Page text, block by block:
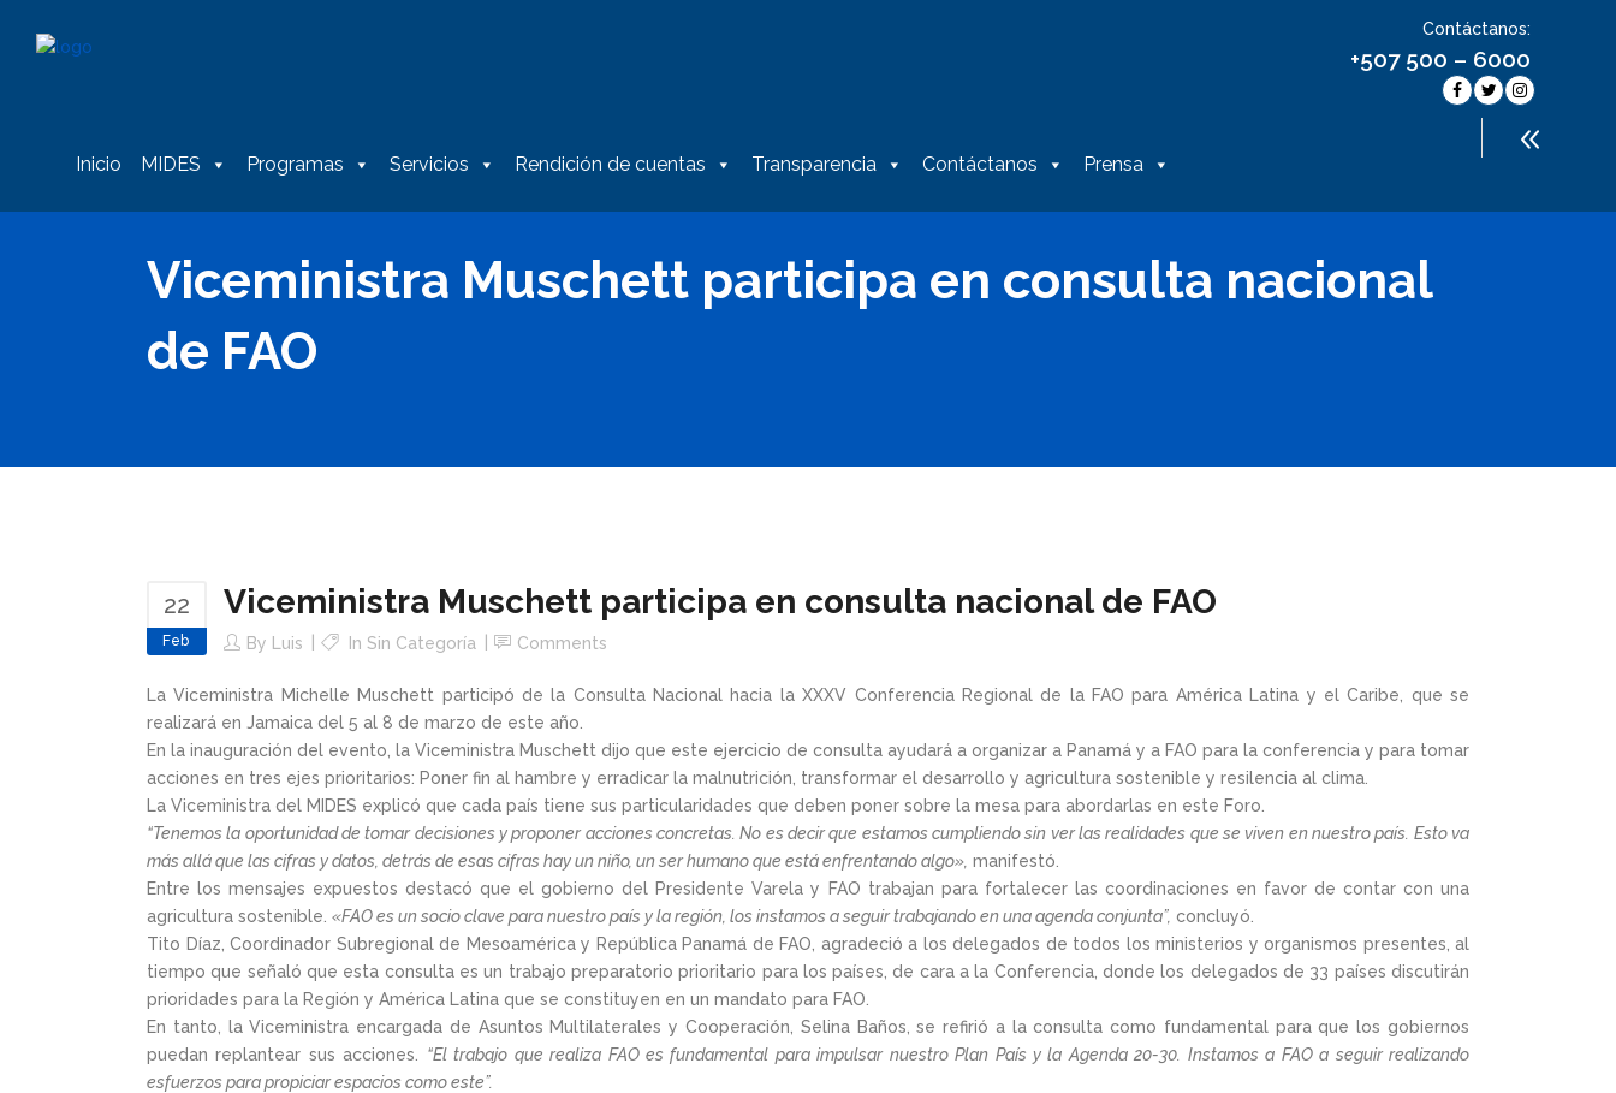
Contáctanos:
+507 500 – 6000
Inicio MIDES Programas Servicios Rendición de cuentas Transparencia Contáctanos Prensa
Viceministra Muschett participa en consulta nacional
de FAO
22
Feb
Viceministra Muschett participa en consulta nacional de FAO
By Luis In Sin Categoría Comments
La Viceministra Michelle Muschett participó de la Consulta Nacional hacia la XXXV Conferencia Regional de la FAO para América Latina y el Caribe, que se
realizará en Jamaica del 5 al 8 de marzo de este año.
En la inauguración del evento, la Viceministra Muschett dijo que este ejercicio de consulta ayudará a organizar a Panamá y a FAO para la conferencia y para tomar
acciones en tres ejes prioritarios: Poner fin al hambre y erradicar la malnutrición, transformar el desarrollo y agricultura sostenible y resilencia al clima.
La Viceministra del MIDES explicó que cada país tiene sus particularidades que deben poner sobre la mesa para abordarlas en este Foro.
“Tenemos la oportunidad de tomar decisiones y proponer acciones concretas. No es decir que estamos cumpliendo sin ver las realidades que se viven en nuestro país. Esto va
más allá que las cifras y datos, detrás de esas cifras hay un niño, un ser humano que está enfrentando algo», manifestó.
Entre los mensajes expuestos destacó que el gobierno del Presidente Varela y FAO trabajan para fortalecer las coordinaciones en favor de contar con una
agricultura sostenible. «FAO es un socio clave para nuestro país y la región, los instamos a seguir trabajando en una agenda conjunta”, concluyó.
Tito Díaz, Coordinador Subregional de Mesoamérica y República Panamá de FAO, agradeció a los delegados de todos los ministerios y organismos presentes, al
tiempo que señaló que esta consulta es un trabajo preparatorio prioritario para los países, de cara a la Conferencia, donde los delegados de 33 países discutirán
prioridades para la Región y América Latina que se constituyen en un mandato para FAO.
En tanto, la Viceministra encargada de Asuntos Multilaterales y Cooperación, Selina Baños, se refirió a la consulta como fundamental para que los gobiernos
puedan replantear sus acciones. “El trabajo que realiza FAO es fundamental para impulsar nuestro Plan País y la Agenda 20-30. Instamos a FAO a seguir realizando
esfuerzos para propiciar espacios como este”.